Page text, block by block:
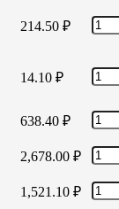
214.50 ₽
14.10 ₽
638.40 ₽
2,678.00 ₽
1,521.10 ₽